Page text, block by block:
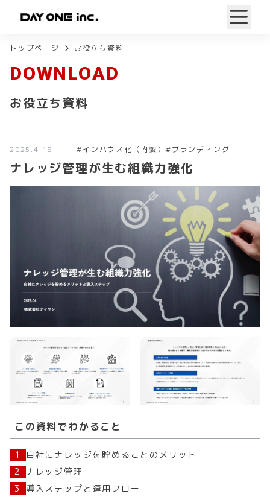
トップページ お役立ち資料
DOWNLOAD
お役立ち資料
2025.4.18 #インハウス化（内製）#ブランディング
ナレッジ管理が生む組織力強化
この資料でわかること
1
自社にナレッジを貯めることのメリット
2
ナレッジ管理
3
導入ステップと運用フロー